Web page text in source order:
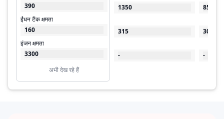
390
ईंधन टैंक क्षमता
160
इंजन क्षमता
3300
अभी देख रहे हैं
1350
315
-
850
300
-